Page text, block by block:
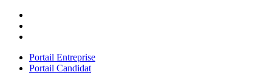
Portail Entreprise
Portail Candidat